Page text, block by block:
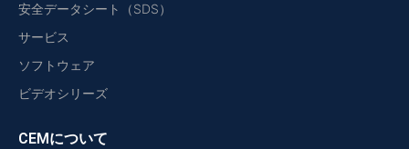
安全データシート（SDS）
サービス
ソフトウェア
ビデオシリーズ
CEMについて